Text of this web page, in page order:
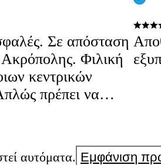
Σε απόσταση
Φιλική
κεντρικών
πρέπει να
και να
με τις βαλίτσες
αυτόματα. Εμφάνιση